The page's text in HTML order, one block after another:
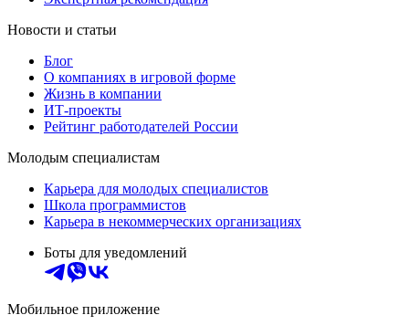
Новости и статьи
Блог
О компаниях в игровой форме
Жизнь в компании
ИТ-проекты
Рейтинг работодателей России
Молодым специалистам
Карьера для молодых специалистов
Школа программистов
Карьера в некоммерческих организациях
Боты для уведомлений
Мобильное приложение